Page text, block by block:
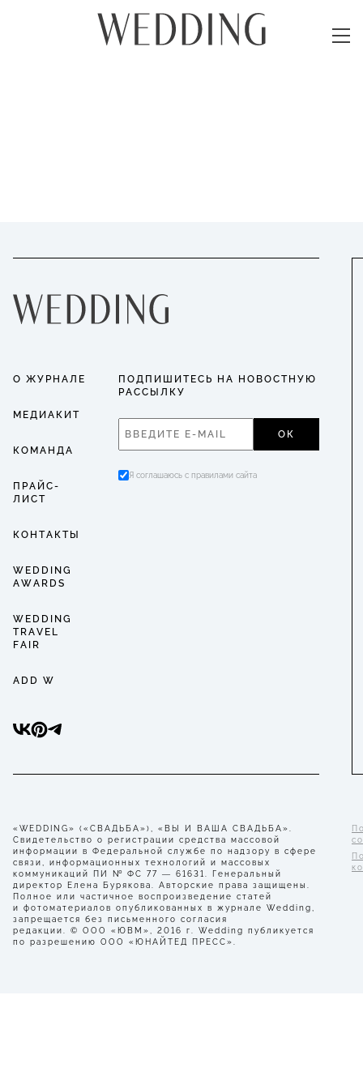
О ЖУРНАЛЕ
МЕДИАКИТ
КОМАНДА
ПРАЙС-
ЛИСТ
КОНТАКТЫ
WEDDING
AWARDS
WEDDING
TRAVEL
FAIR
ADD W
ПОДПИШИТЕСЬ НА НОВОСТНУЮ
РАССЫЛКУ
ОК
Я соглашаюсь с правилами сайта
«WEDDING» («СВАДЬБА»), «ВЫ И ВАША СВАДЬБА».
Свидетельство о регистрации средства массовой
информации в Федеральной службе по надзору в сфере
связи, информационных технологий и массовых
коммуникаций ПИ № ФС 77 — 61631. Генеральный
директор Елена Бурякова. Авторские права защищены.
Полное или частичное воспроизведение статей
и фотоматериалов опубликованных в журнале Wedding,
запрещается без письменного согласия
редакции. © ООО «ЮВМ», 2016 г. Wedding публикуется
по разрешению ООО «ЮНАЙТЕД ПРЕСС».